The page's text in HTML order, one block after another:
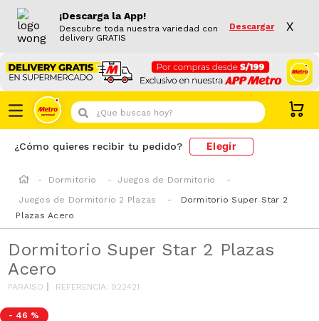
¡Descarga la App!
Descubre toda nuestra variedad con
delivery GRATIS
Descargar X
¿Que buscas hoy?
¿Cómo quieres recibir tu pedido? Elegir
Dormitorio
Juegos de Dormitorio
Juegos de Dormitorio 2 Plazas
Dormitorio Super Star 2
Plazas Acero
Dormitorio Super Star 2 Plazas
Acero
PARAISO REFERENCIA: 922421
- 46 %